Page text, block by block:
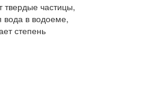
твердые частицы,
вода в водоеме,
степень